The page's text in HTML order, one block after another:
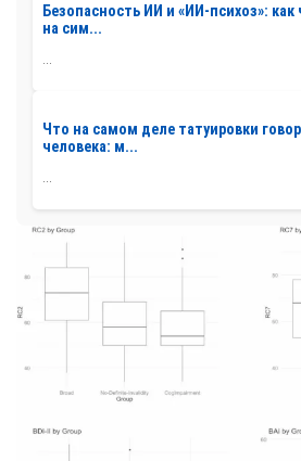
Безопасность ИИ и «ИИ-психоз»:
на сим...
Что на самом деле татуировки
человека: м...
...